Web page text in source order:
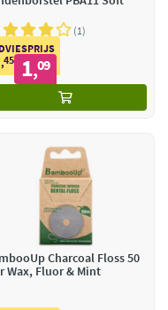
1
,45 1,09
Charcoal Floss 50
Wax, Fluor & Mint